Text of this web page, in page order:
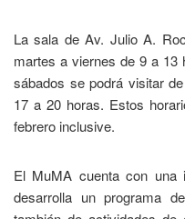
La sala de Av. Julio A.
martes a viernes de 9 a
sábados se podrá visitar
17 a 20 horas. Estos
febrero inclusive.
El MuMA cuenta con una
desarrolla un programa